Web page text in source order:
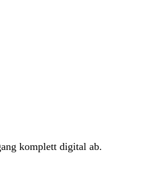
komplett digital ab.